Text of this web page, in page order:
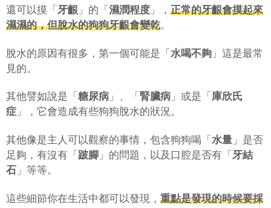
還可以摸「 牙齦 」的「 濕潤程度 」， 正常的牙齦會摸起來
濕濕的，但脫水的狗狗牙齦會變乾。
脫水的原因有很多，第一個可能是「 水喝不夠 」這是最常
見的。
其他譬如說是「 糖尿病 」、「 腎臟病 」或是「 庫欣氏
症 」，它會造成有些狗狗脫水的狀況。
其他像是主人可以觀察的事情，包含狗狗喝「 水量 」是否
足夠，有沒有「 跛腳 」的問題，以及口腔是否有「 牙結
石 」等等。
這些細節你在生活中都可以發現， 重點是發現的時候要採